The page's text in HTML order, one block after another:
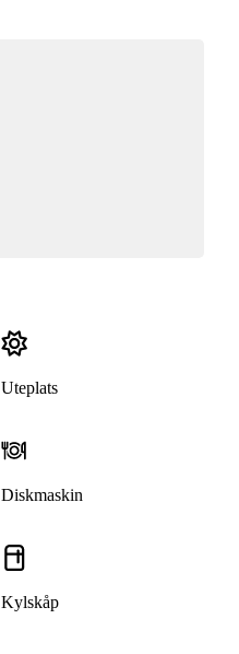
Uteplats
Diskmaskin
Kylskåp